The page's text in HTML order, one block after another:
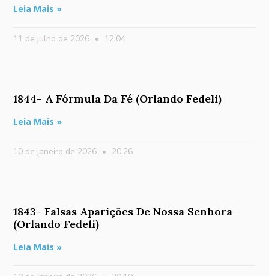
Leia Mais »
11 de julho de 2026 12:04
1844- A Fórmula Da Fé (Orlando Fedeli)
Leia Mais »
10 de janeiro de 2026 20:26
1843- Falsas Aparições De Nossa Senhora
(Orlando Fedeli)
Leia Mais »